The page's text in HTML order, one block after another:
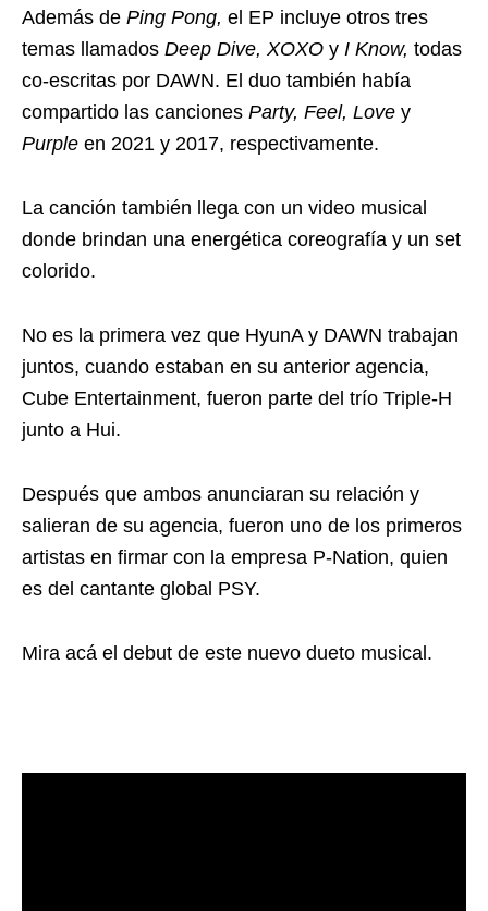
Además de Ping Pong, el EP incluye otros tres
temas llamados Deep Dive, XOXO y I Know, todas
co-escritas por DAWN. El duo también había
compartido las canciones Party, Feel, Love y
Purple en 2021 y 2017, respectivamente.
La canción también llega con un video musical
donde brindan una energética coreografía y un set
colorido.
No es la primera vez que HyunA y DAWN trabajan
juntos, cuando estaban en su anterior agencia,
Cube Entertainment, fueron parte del trío Triple-H
junto a Hui.
Después que ambos anunciaran su relación y
salieran de su agencia, fueron uno de los primeros
artistas en firmar con la empresa P-Nation, quien
es del cantante global PSY.
Mira acá el debut de este nuevo dueto musical.